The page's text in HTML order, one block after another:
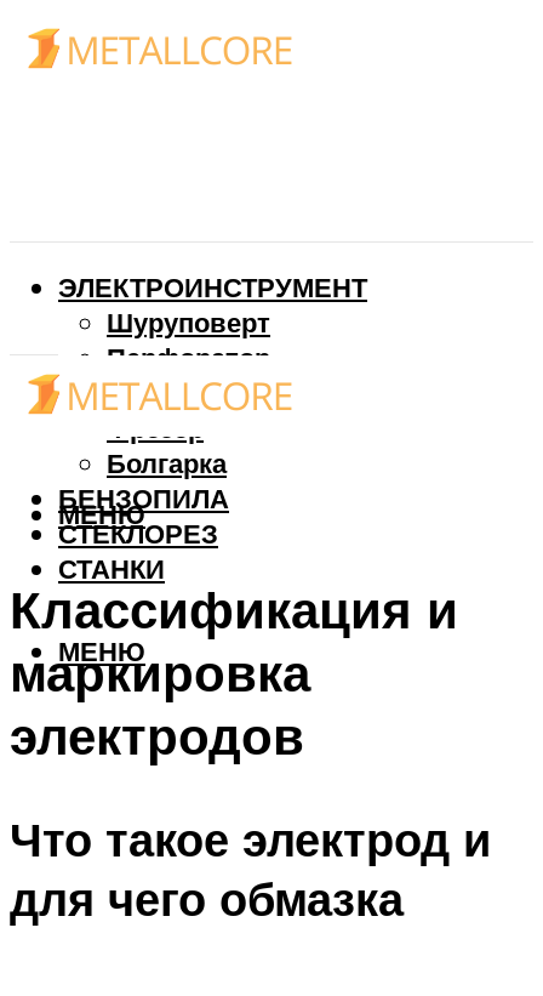
ЭЛЕКТРОИНСТРУМЕНТ
Шуруповерт
Перфоратор
Дрель
Фрезер
Болгарка
БЕНЗОПИЛА
СТЕКЛОРЕЗ
СТАНКИ
МЕНЮ
МЕНЮ
Классификация и
маркировка
электродов
Что такое электрод и
для чего обмазка